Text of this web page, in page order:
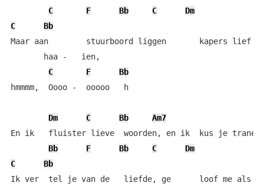
C F Bb C
Dm
C
Bb
Maar aan        stuurboord liggen       kapers lief
       haa -   ien,
C
F
Bb
hmmmm,  Oooo -  ooooo   h
Dm C Bb
Am7
En ik   fluister lieve  woorden, en ik  kus je tranen
Bb
F Bb C
Dm
C
Bb
Ik ver  tel je van de   liefde, ge      loof me als